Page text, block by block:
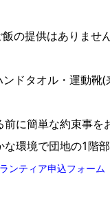
の提供はありません
ンドタオル・運動
に簡単な約束事を
な環境で団地の1
ンティア申込フォーム